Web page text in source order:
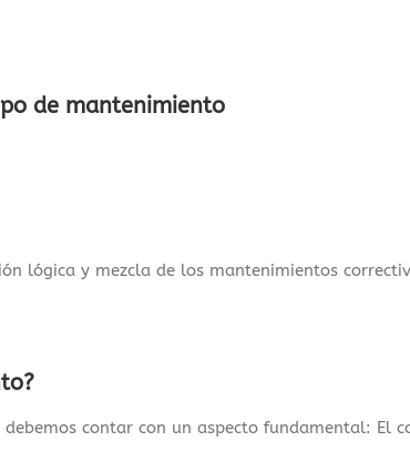
de mantenimiento
lógica y mezcla de los mantenimientos
contar con un aspecto fundamental: El